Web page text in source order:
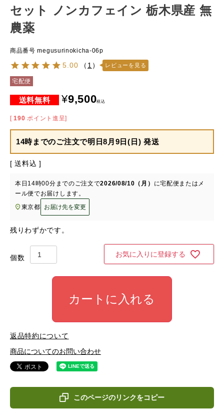
セット ノンカフェイン 栃木県産 無
農薬
商品番号 megusurinokicha-06p
5.00 （ 1 ） レビューを見る
宅配便
¥9,500税込
[ 190 ポイント進呈]
14時までのご注文で明日8月9日(日) 発送
送料込
本日 14時00分 までのご注文で2026/08/10（月） に宅配便またはメ
ール便でお届けします。
東京都
お届け先を変更
残りわずかです。
お気に入りに登録する
カートに入れる
返品特約について
商品についてのお問い合わせ
このページのリンクをコピー